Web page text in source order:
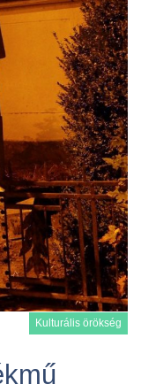
Kulturális örökség